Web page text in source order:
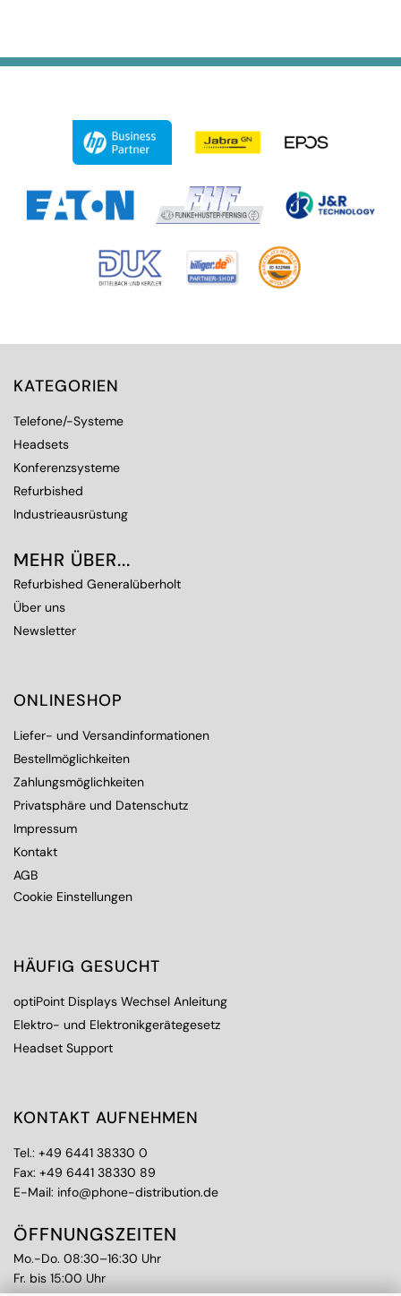
KATEGORIEN
Telefone/-Systeme
Headsets
Konferenzsysteme
Refurbished
Industrieausrüstung
MEHR ÜBER...
Refurbished Generalüberholt
Über uns
Newsletter
ONLINESHOP
Liefer- und Versandinformationen
Bestellmöglichkeiten
Zahlungsmöglichkeiten
Privatsphäre und Datenschutz
Impressum
Kontakt
AGB
Cookie Einstellungen
HÄUFIG GESUCHT
optiPoint Displays Wechsel Anleitung
Elektro- und Elektronikgerätegesetz
Headset Support
KONTAKT AUFNEHMEN
Tel.: +49 6441 38330 0
Fax: +49 6441 38330 89
E-Mail: info@phone-distribution.de
ÖFFNUNGSZEITEN
Mo.-Do. 08:30–16:30 Uhr
Fr. bis 15:00 Uhr